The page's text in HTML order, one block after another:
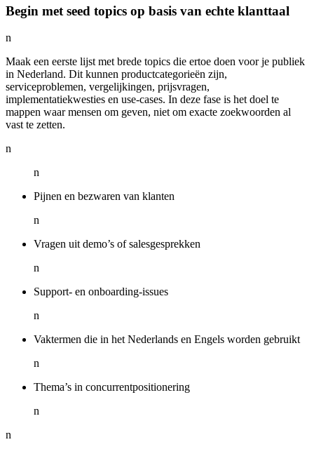
Begin met seed topics op basis van echte klanttaal
n
Maak een eerste lijst met brede topics die ertoe doen voor je publiek
in Nederland. Dit kunnen productcategorieën zijn,
serviceproblemen, vergelijkingen, prijsvragen,
implementatiekwesties en use-cases. In deze fase is het doel te
mappen waar mensen om geven, niet om exacte zoekwoorden al
vast te zetten.
n
n
Pijnen en bezwaren van klanten
n
Vragen uit demo’s of salesgesprekken
n
Support- en onboarding-issues
n
Vaktermen die in het Nederlands en Engels worden gebruikt
n
Thema’s in concurrentpositionering
n
n